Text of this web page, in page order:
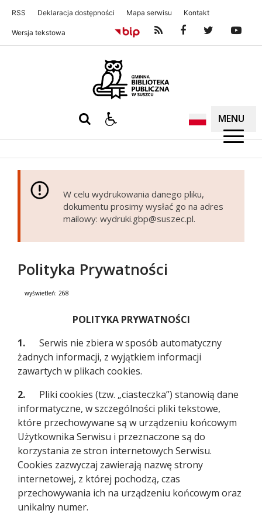
RSS Deklaracja dostępności Mapa serwisu Kontakt
Wersja tekstowa
MENU
W celu wydrukowania danego pliku,
dokumentu prosimy wysłać go na adres
mailowy: wydruki.gbp@suszec.pl.
Polityka Prywatności
wyświetleń: 268
POLITYKA PRYWATNOŚCI
1. Serwis nie zbiera w sposób automatyczny
żadnych informacji, z wyjątkiem informacji
zawartych w plikach cookies.
2. Pliki cookies (tzw. „ciasteczka”) stanowią dane
informatyczne, w szczególności pliki tekstowe,
które przechowywane są w urządzeniu końcowym
Użytkownika Serwisu i przeznaczone są do
korzystania ze stron internetowych Serwisu.
Cookies zazwyczaj zawierają nazwę strony
internetowej, z której pochodzą, czas
przechowywania ich na urządzeniu końcowym oraz
unikalny numer.